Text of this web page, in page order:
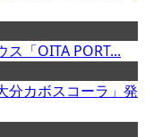
「OITA PORT...
分カボスコーラ」発